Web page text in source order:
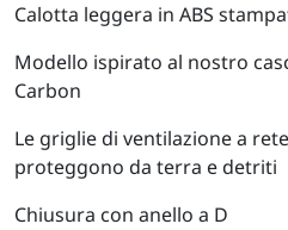
Calotta leggera in ABS
Modello ispirato al nostro
Carbon
Le griglie di ventilazione a
proteggono da terra e detriti
Chiusura con anello a D